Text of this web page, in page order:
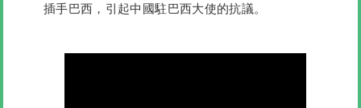
插手巴西，引起中國駐巴西大使的抗議。